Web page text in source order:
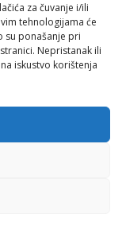
za čuvanje i/ili
tehnologijama će
su ponašanje pri
Nepristanak ili
iskustvo korištenja